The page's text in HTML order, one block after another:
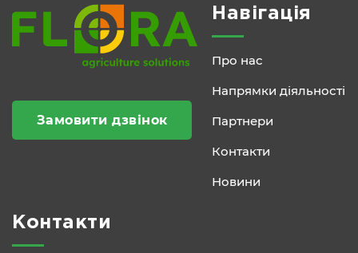
Замовити дзвінок
Навігація
Про нас
Напрямки діяльності
Партнери
Контакти
Новини
Контакти